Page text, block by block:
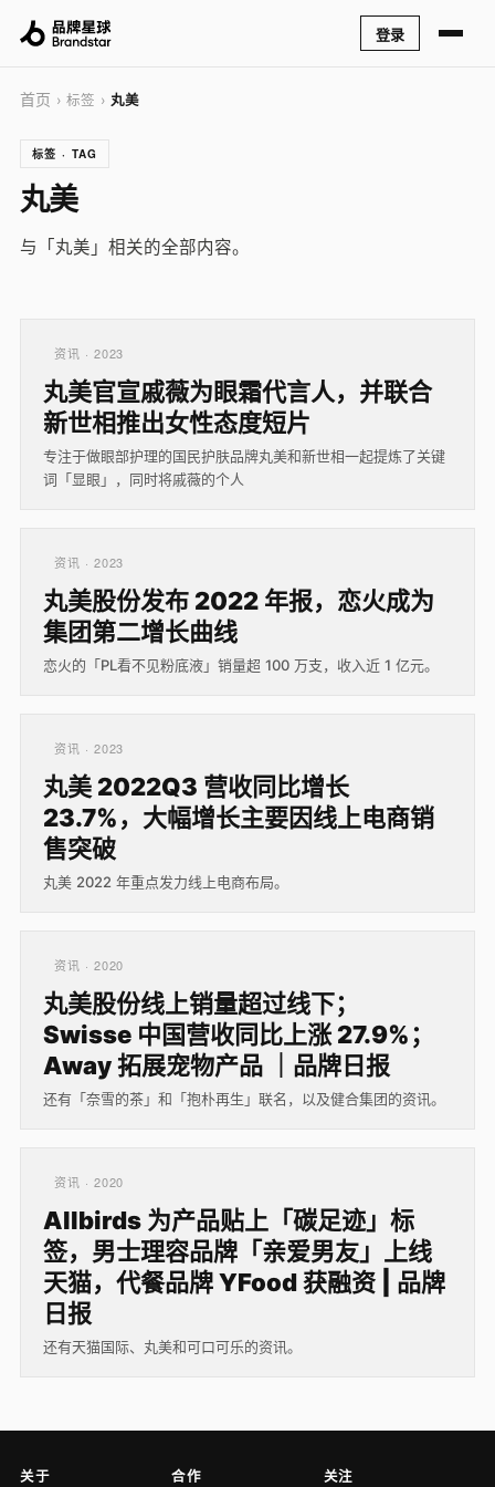
登录
首页 › 标签 › 丸美
标签 · TAG
丸美
与「丸美」相关的全部内容。
资讯 · 2023
丸美官宣戚薇为眼霜代言人，并联合
新世相推出女性态度短片
专注于做眼部护理的国民护肤品牌丸美和新世相一起提炼了关键
词「显眼」，同时将戚薇的个人
资讯 · 2023
丸美股份发布 2022 年报，恋火成为
集团第二增长曲线
恋火的「PL看不见粉底液」销量超 100 万支，收入近 1 亿元。
资讯 · 2023
丸美 2022Q3 营收同比增长
23.7%，大幅增长主要因线上电商销
售突破
丸美 2022 年重点发力线上电商布局。
资讯 · 2020
丸美股份线上销量超过线下；
Swisse 中国营收同比上涨 27.9%；
Away 拓展宠物产品 ｜品牌日报
还有「奈雪的茶」和「抱朴再生」联名，以及健合集团的资讯。
资讯 · 2020
Allbirds 为产品贴上「碳足迹」标
签，男士理容品牌「亲爱男友」上线
天猫，代餐品牌 YFood 获融资 | 品牌
日报
还有天猫国际、丸美和可口可乐的资讯。
关于 合作 关注